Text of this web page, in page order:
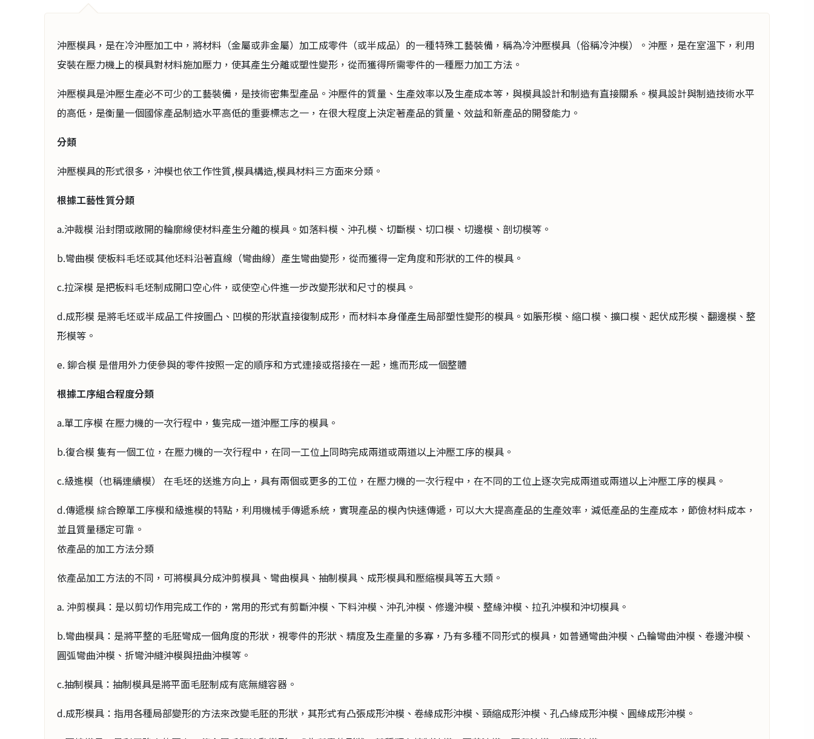
沖壓模具，是在冷沖壓加工中，將材料（金屬或非金屬）加工成零件（或半成品）的一種特殊工藝裝備，稱為冷沖壓模具（俗稱冷沖模）。沖壓，是在室溫下，利用
安裝在壓力機上的模具對材料施加壓力，使其產生分離或塑性變形，從而獲得所需零件的一種壓力加工方法。
沖壓模具是沖壓生產必不可少的工藝裝備，是技術密集型產品。沖壓件的質量、生產效率以及生產成本等，與模具設計和制造有直接關系。模具設計與制造技術水平
的高低，是衡量一個國傢產品制造水平高低的重要標志之一，在很大程度上決定著產品的質量、效益和新產品的開發能力。
分類
沖壓模具的形式很多，沖模也依工作性質,模具構造,模具材料三方面來分類。
根據工藝性質分類
a.沖裁模 沿封閉或敞開的輪廓線使材料產生分離的模具。如落料模、沖孔模、切斷模、切口模、切邊模、剖切模等。
b.彎曲模 使板料毛坯或其他坯料沿著直線（彎曲線）產生彎曲變形，從而獲得一定角度和形狀的工件的模具。
c.拉深模 是把板料毛坯制成開口空心件，或使空心件進一步改變形狀和尺寸的模具。
d.成形模 是將毛坯或半成品工件按圖凸、凹模的形狀直接復制成形，而材料本身僅產生局部塑性變形的模具。如脹形模、縮口模、擴口模、起伏成形模、翻邊模、整
形模等。
e. 鉚合模 是借用外力使參與的零件按照一定的順序和方式連接或搭接在一起，進而形成一個整體
根據工序組合程度分類
a.單工序模 在壓力機的一次行程中，隻完成一道沖壓工序的模具。
b.復合模 隻有一個工位，在壓力機的一次行程中，在同一工位上同時完成兩道或兩道以上沖壓工序的模具。
c.級進模（也稱連續模） 在毛坯的送進方向上，具有兩個或更多的工位，在壓力機的一次行程中，在不同的工位上逐次完成兩道或兩道以上沖壓工序的模具。
d.傳遞模 綜合瞭單工序模和級進模的特點，利用機械手傳遞系統，實現產品的模內快速傳遞，可以大大提高產品的生產效率，減低產品的生產成本，節儉材料成本，
並且質量穩定可靠。
依產品的加工方法分類
依產品加工方法的不同，可將模具分成沖剪模具、彎曲模具、抽制模具、成形模具和壓縮模具等五大類。
a. 沖剪模具：是以剪切作用完成工作的，常用的形式有剪斷沖模、下料沖模、沖孔沖模、修邊沖模、整緣沖模、拉孔沖模和沖切模具。
b.彎曲模具：是將平整的毛胚彎成一個角度的形狀，視零件的形狀、精度及生產量的多寡，乃有多種不同形式的模具，如普通彎曲沖模、凸輪彎曲沖模、卷邊沖模、
圓弧彎曲沖模、折彎沖縫沖模與扭曲沖模等。
c.抽制模具：抽制模具是將平面毛胚制成有底無縫容器。
d.成形模具：指用各種局部變形的方法來改變毛胚的形狀，其形式有凸張成形沖模、卷緣成形沖模、頸縮成形沖模、孔凸緣成形沖模、圓緣成形沖模。